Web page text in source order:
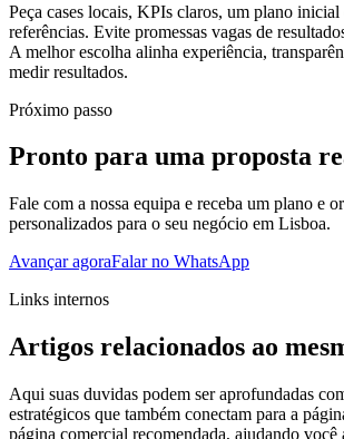
Peça cases locais, KPIs claros, um plano
referências. Evite promessas vagas de
A melhor escolha alinha experiência,
medir resultados.
Próximo passo
Pronto para uma proposta
Fale com a nossa equipa e receba um plano e
personalizados para o seu negócio em Lisboa.
Avançar agoraFalar no WhatsApp
Links internos
Artigos relacionados ao
Aqui suas duvidas podem ser aprofundadas
estratégicos que também conectam para a
página comercial recomendada, ajudando você